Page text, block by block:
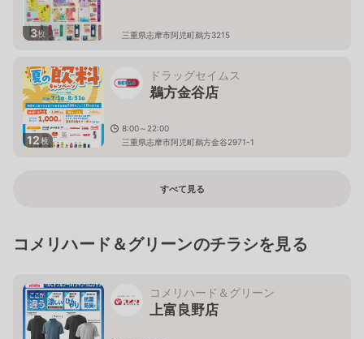
3枚 三重県志摩市阿児町鵜方3215
12枚
ドラッグセイムス
鵜方金谷店
8:00～22:00
三重県志摩市阿児町鵜方金谷2971-1
すべて見る
コメリハード＆グリーンのチラシを見る
コメリハード＆グリーン
上富良野店